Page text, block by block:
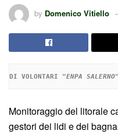
by Domenico Vitiello
DI VOLONTARI "ENPA SALERNO
Monitoraggio del litorale
gestori dei lidi e dei